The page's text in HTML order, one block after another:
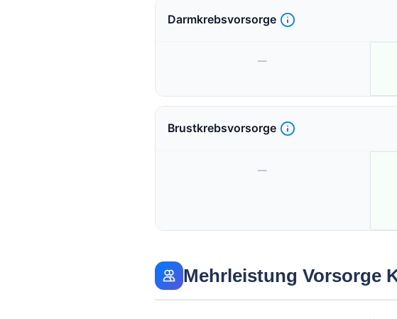
Darmkrebsvorsorge
—
Brustkrebsvorsorge
—
Mehrleistung Vorsorge